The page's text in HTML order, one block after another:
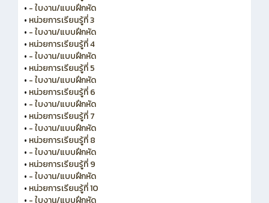
• - ใบงาน/แบบฝึกหัด
• หน่วยการเรียนรู้ที่ 3
• - ใบงาน/แบบฝึกหัด
• หน่วยการเรียนรู้ที่ 4
• - ใบงาน/แบบฝึกหัด
• หน่วยการเรียนรู้ที่ 5
• - ใบงาน/แบบฝึกหัด
• หน่วยการเรียนรู้ที่ 6
• - ใบงาน/แบบฝึกหัด
• หน่วยการเรียนรู้ที่ 7
• - ใบงาน/แบบฝึกหัด
• หน่วยการเรียนรู้ที่ 8
• - ใบงาน/แบบฝึกหัด
• หน่วยการเรียนรู้ที่ 9
• - ใบงาน/แบบฝึกหัด
• หน่วยการเรียนรู้ที่ 10
• - ใบงาน/แบบฝึกหัด